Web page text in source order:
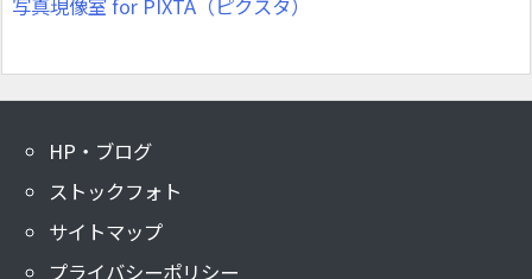
写真現像室 for PIXTA（ピクスタ）
HP・ブログ
ストックフォト
サイトマップ
プライバシーポリシー